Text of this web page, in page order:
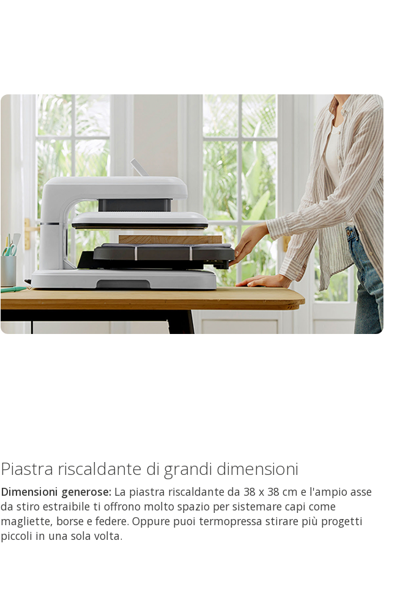
Piastra riscaldante di grandi dimensioni
Dimensioni generose: La piastra riscaldante da 38 x 38 cm e l'ampio asse
da stiro estraibile ti offrono molto spazio per sistemare capi come
magliette, borse e federe. Oppure puoi termopressa stirare più progetti
piccoli in una sola volta.